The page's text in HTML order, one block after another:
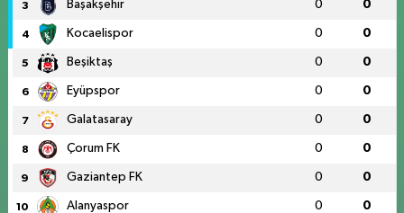
3 Başakşehir 0 0
4 Kocaelispor 0 0
5 Beşiktaş 0 0
6 Eyüpspor 0 0
7 Galatasaray 0 0
8 Çorum FK 0 0
9 Gaziantep FK 0 0
10 Alanyaspor 0 0